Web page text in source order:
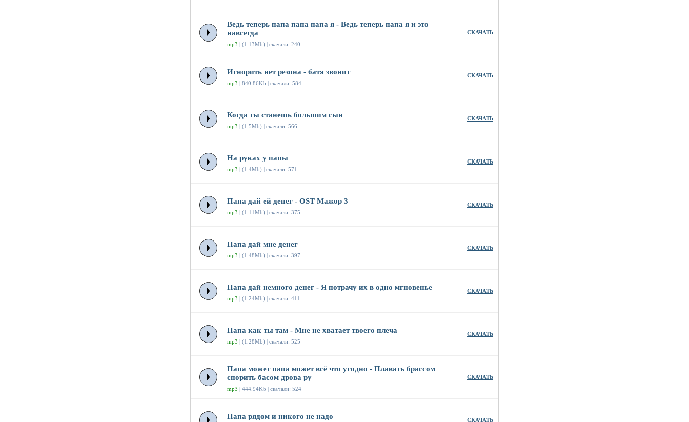
Ведь теперь папа папа папа я - Ведь теперь папа я и это
навсегда
mp3 | (1.13Mb) | скачали: 240
СКАЧАТЬ
Игнорить нет резона - батя звонит
mp3 | 840.86Kb | скачали: 584
СКАЧАТЬ
Когда ты станешь большим сын
mp3 | (1.5Mb) | скачали: 566
СКАЧАТЬ
На руках у папы
mp3 | (1.4Mb) | скачали: 571
СКАЧАТЬ
Папа дай ей денег - OST Мажор 3
mp3 | (1.11Mb) | скачали: 375
СКАЧАТЬ
Папа дай мне денег
mp3 | (1.48Mb) | скачали: 397
СКАЧАТЬ
Папа дай немного денег - Я потрачу их в одно мгновенье
mp3 | (1.24Mb) | скачали: 411
СКАЧАТЬ
Папа как ты там - Мне не хватает твоего плеча
mp3 | (1.28Mb) | скачали: 525
СКАЧАТЬ
Папа может папа может всё что угодно - Плавать брассом
спорить басом дрова ру
mp3 | 444.94Kb | скачали: 524
СКАЧАТЬ
Папа рядом и никого не надо СКАЧАТЬ